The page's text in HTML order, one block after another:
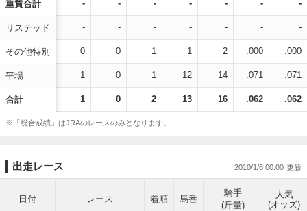
重賞合計
リステッド
その他特別
平場
合計
- - - - - - -
- - - - - - -
0 0 1 1 2 .000 .000
1 0 1 12 14 .071 .071
1 0 2 13 16 .062 .062
※「総合成績」はJRAのレースのみとなります。
出走レース 2010/1/6 00:00
日付 レース 着順 馬番
騎手
(斤量)
人気
(オッズ)